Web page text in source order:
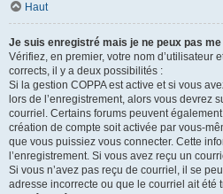
Haut
Je suis enregistré mais je ne peux pas
Vérifiez, en premier, votre nom d’utilisateur
corrects, il y a deux possibilités :
Si la gestion COPPA est active et si vous
lors de l’enregistrement, alors vous devrez
courriel. Certains forums peuvent
création de compte soit activée par vous-
que vous puissiez vous connecter. Cette
l’enregistrement. Si vous avez reçu un
Si vous n’avez pas reçu de courriel, il se
adresse incorrecte ou que le courriel ait été